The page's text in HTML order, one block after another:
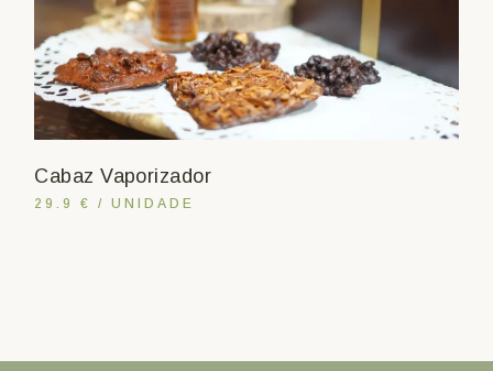
Cabaz Vaporizador
29.9 € / UNIDADE